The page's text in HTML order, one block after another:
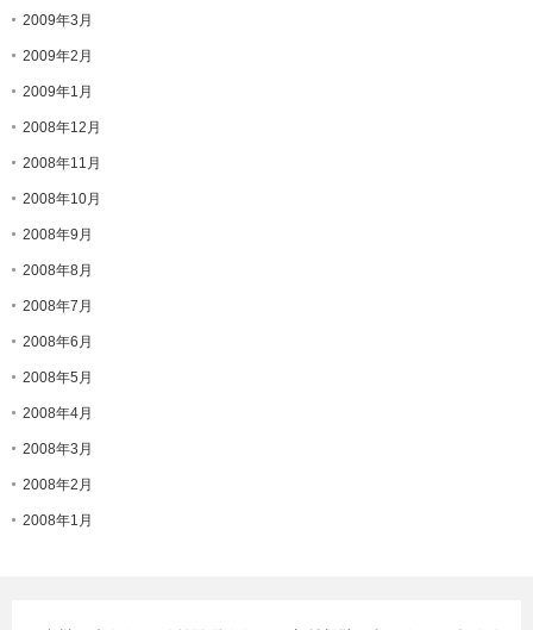
2009年3月
2009年2月
2009年1月
2008年12月
2008年11月
2008年10月
2008年9月
2008年8月
2008年7月
2008年6月
2008年5月
2008年4月
2008年3月
2008年2月
2008年1月